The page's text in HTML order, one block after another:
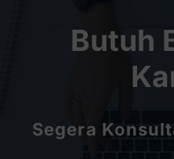
Butuh
Segera